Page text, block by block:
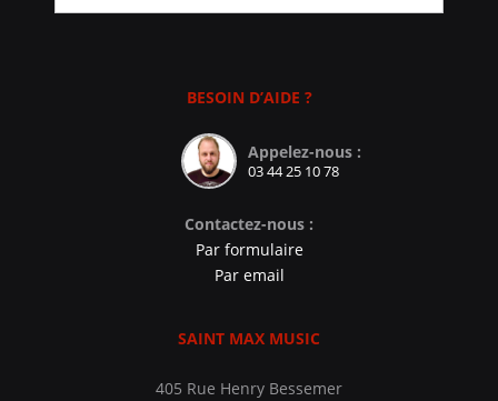
BESOIN D’AIDE ?
Appelez-nous :
03 44 25 10 78
Contactez-nous :
Par formulaire
Par email
SAINT MAX MUSIC
405 Rue Henry Bessemer